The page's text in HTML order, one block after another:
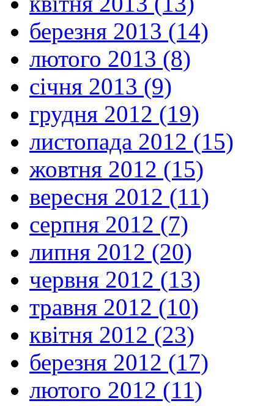
березня 2013 (14)
лютого 2013 (8)
січня 2013 (9)
грудня 2012 (19)
листопада 2012 (15)
жовтня 2012 (15)
вересня 2012 (11)
серпня 2012 (7)
липня 2012 (20)
червня 2012 (13)
травня 2012 (10)
квітня 2012 (23)
березня 2012 (17)
лютого 2012 (11)